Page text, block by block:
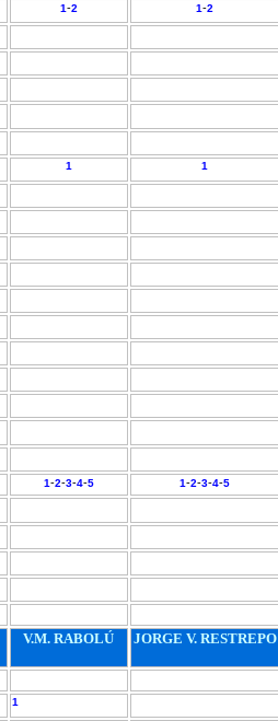
1-2 1-2
1 1
1-2-3-4-5 1-2-3-4-5
V.M. RABOLÚ JORGE V. RESTREPO
1